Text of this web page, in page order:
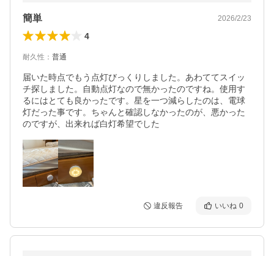
簡単 2026/2/23
4
耐久性 ： 普通
届いた時点でもう点灯びっくりしました。あわててスイッ
チ探しました。自動点灯なので無かったのですね。使用す
るにはとても良かったです。星を一つ減らしたのは、電球
灯だった事です。ちゃんと確認しなかったのが、悪かった
のですが、出来れば白灯希望でした
違反報告 いいね 0